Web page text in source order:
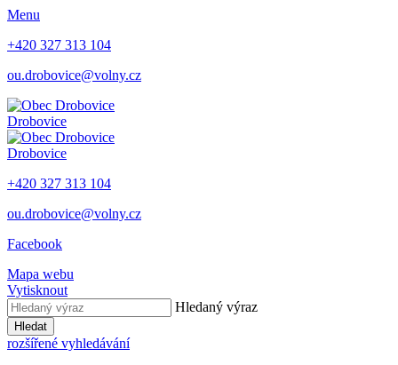
Menu
+420 327 313 104
ou.drobovice@volny.cz
Drobovice
Drobovice
+420 327 313 104
ou.drobovice@volny.cz
Facebook
Mapa webu
Vytisknout
Hledaný výraz
Hledat
rozšířené vyhledávání